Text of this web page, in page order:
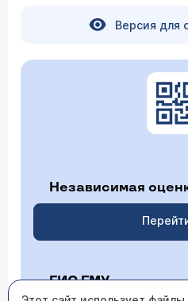
Версия для
Независимая
ГИС ГМУ